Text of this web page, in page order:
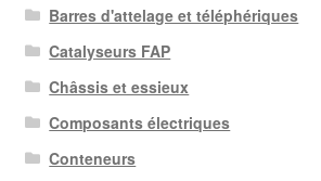
Barres d'attelage et téléphériques
Catalyseurs FAP
Châssis et essieux
Composants électriques
Conteneurs